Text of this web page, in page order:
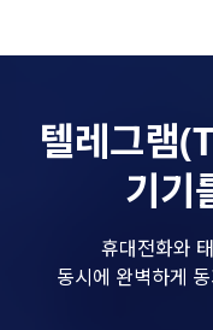
텔레그램
기기
휴대전화와
동시에 완벽하게